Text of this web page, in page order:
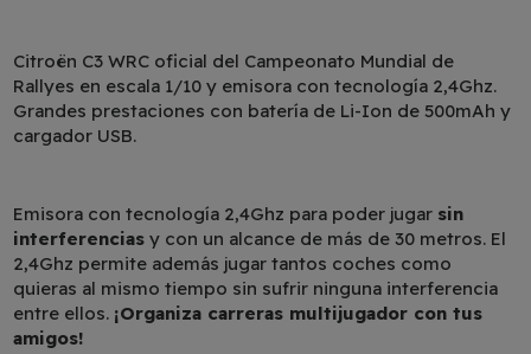
Citroën C3 WRC oficial del Campeonato Mundial de
Rallyes en escala 1/10 y emisora con tecnología 2,4Ghz.
Grandes prestaciones con batería de Li-Ion de 500mAh y
cargador USB.
Emisora con tecnología 2,4Ghz para poder jugar sin
interferencias y con un alcance de más de 30 metros. El
2,4Ghz permite además jugar tantos coches como
quieras al mismo tiempo sin sufrir ninguna interferencia
entre ellos. ¡Organiza carreras multijugador con tus
amigos!